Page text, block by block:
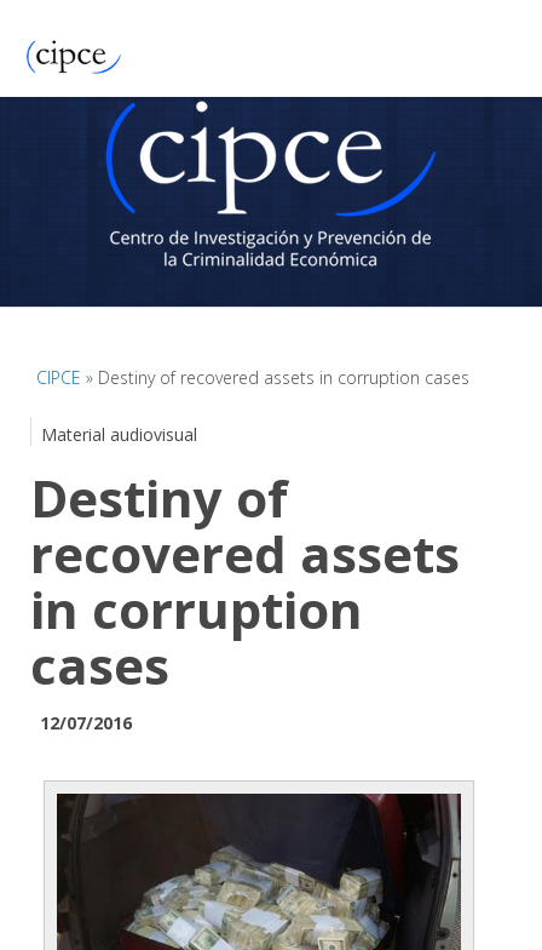
CIPCE » Destiny of recovered assets in corruption cases
Material audiovisual
Destiny of
recovered assets
in corruption
cases
12/07/2016